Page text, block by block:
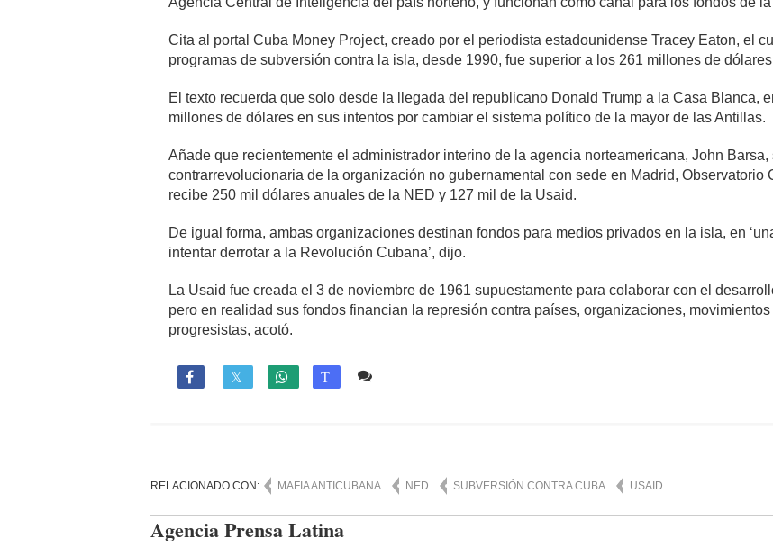
Cita al portal Cuba Money Project, creado por el periodista estadounidense Tracey Eaton, el
programas de subversión contra la isla, desde 1990, fue superior a los 261 millones de
El texto recuerda que solo desde la llegada del republicano Donald Trump a la Casa Blanca,
millones de dólares en sus intentos por cambiar el sistema político de la mayor de las Antillas.
Añade que recientemente el administrador interino de la agencia norteamericana, John Barsa,
contrarrevolucionaria de la organización no gubernamental con sede en Madrid, Observatorio
recibe 250 mil dólares anuales de la NED y 127 mil de la Usaid.
De igual forma, ambas organizaciones destinan fondos para medios privados en la isla, en
intentar derrotar a la Revolución Cubana’, dijo.
La Usaid fue creada el 3 de noviembre de 1961 supuestamente para colaborar con el
pero en realidad sus fondos financian la represión contra países, organizaciones,
progresistas, acotó.
 T
RELACIONADO CON: MAFIA ANTICUBANA NED SUBVERSIÓN CONTRA CUBA USAID
Agencia Prensa Latina